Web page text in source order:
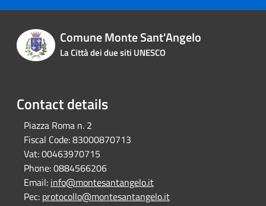
Comune Monte Sant'Angelo
La Città dei due siti UNESCO
Contact details
Piazza Roma n. 2
Fiscal Code:83000870713
Vat:00463970715
Phone:0884566206
Email: info@montesantangelo.it
Pec: protocollo@montesantangelo.it